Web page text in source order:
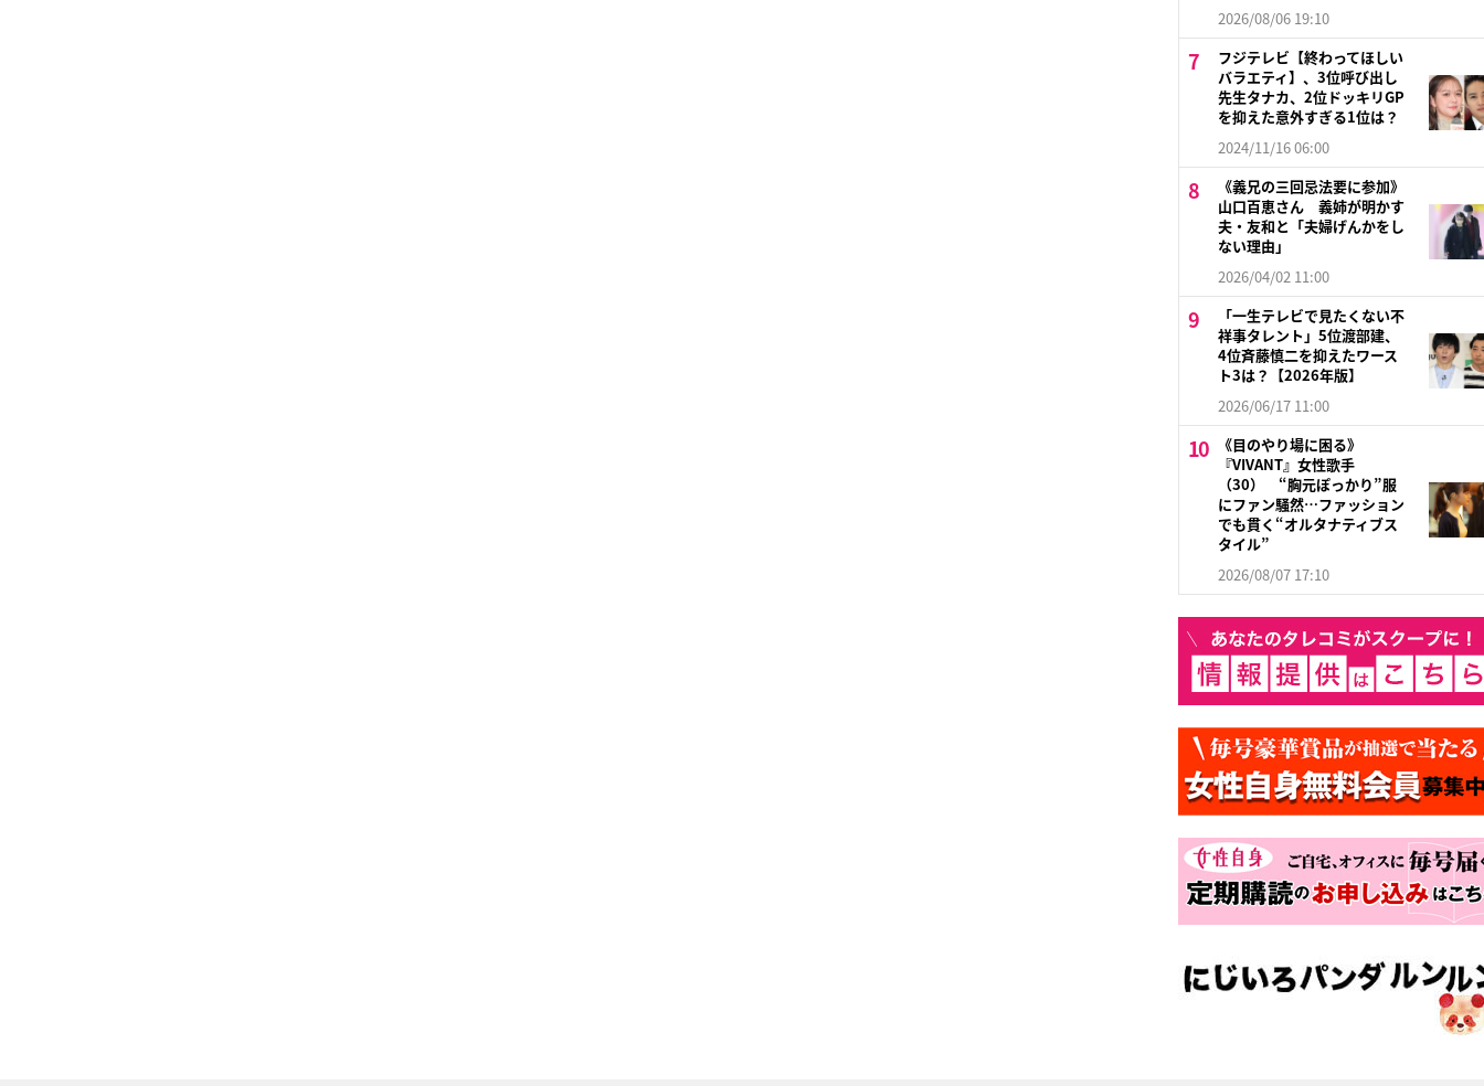
2026/08/06 19:10
フジテレビ【終わってほしい
バラエティ】、3位呼び出し
先生タナカ、2位ドッキリGP
を抑えた意外すぎる1位は？
2024/11/16 06:00
《義兄の三回忌法要に参加》
山口百恵さん 義姉が明かす
夫・友和と「夫婦げんかをし
ない理由」
2026/04/02 11:00
「一生テレビで見たくない不
祥事タレント」5位渡部建、
4位斉藤慎二を抑えたワース
ト3は？【2026年版】
2026/06/17 11:00
《目のやり場に困る》
『VIVANT』女性歌手
（30） “胸元ぽっかり”服
にファン騒然…ファッション
でも貫く“オルタナティブス
タイル”
2026/08/07 17:10